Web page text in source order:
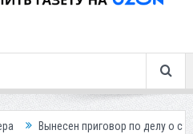
приговор по делу о